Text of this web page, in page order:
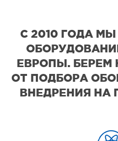
С 2010 ГОДА
ЕВРОПЫ. БЕРЕМ
ОТ ПОДБОРА
ВНЕДРЕНИЯ НА